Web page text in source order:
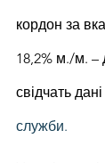
кордон за
18,2% м./м. –
свідчать дані
служби.